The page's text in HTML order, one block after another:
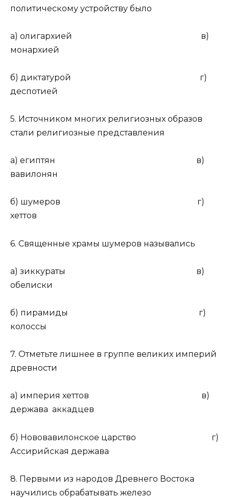
политическому устройству было
а) олигархией в)
монархией
б) диктатурой г)
деспотией
5. Источником многих религиозных образов
стали религиозные представления
а) египтян в)
вавилонян
б) шумеров г)
хеттов
6. Священные храмы шумеров назывались
а) зиккураты в)
обелиски
б) пирамиды г)
колоссы
7. Отметьте лишнее в группе великих империй
древности
а) империя хеттов в)
держава аккадцев
б) Нововавилонское царство г)
Ассирийская держава
8. Первыми из народов Древнего Востока
научились обрабатывать железо